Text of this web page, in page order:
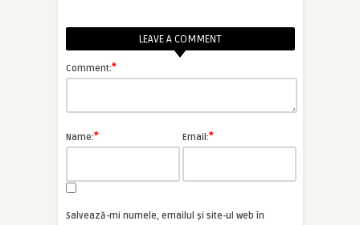
LEAVE A COMMENT
Comment:*
Name:* Email:*
Salvează-mi numele, emailul și site-ul web în